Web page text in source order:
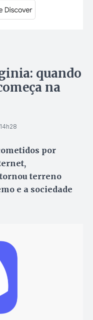
quando
na
por
terreno
e a sociedade